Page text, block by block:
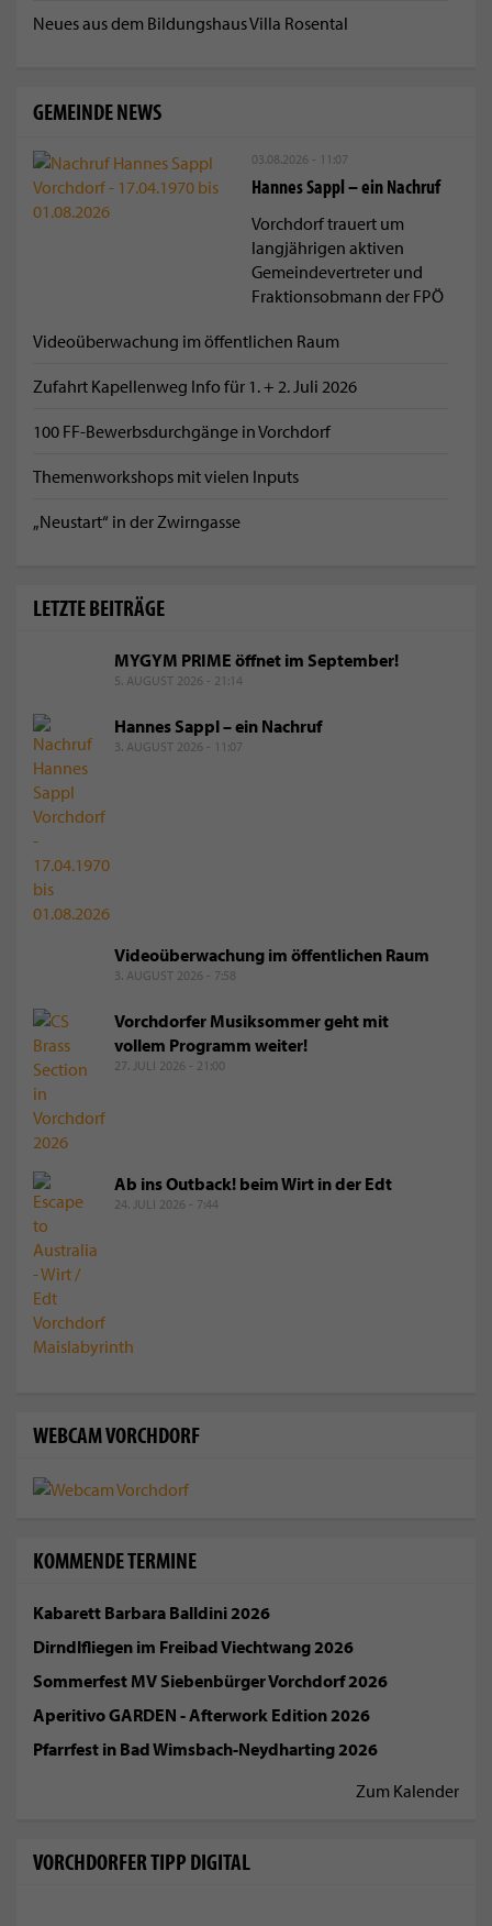
Neues aus dem Bildungshaus Villa Rosental
GEMEINDE NEWS
03.08.2026 - 11:07
Hannes Sappl – ein Nachruf
Vorchdorf trauert um
langjährigen aktiven
Gemeindevertreter und
Fraktionsobmann der FPÖ
Videoüberwachung im öffentlichen Raum
Zufahrt Kapellenweg Info für 1. + 2. Juli 2026
100 FF-Bewerbsdurchgänge in Vorchdorf
Themenworkshops mit vielen Inputs
„Neustart“ in der Zwirngasse
LETZTE BEITRÄGE
MYGYM PRIME öffnet im September!
5. AUGUST 2026 - 21:14
Hannes Sappl – ein Nachruf
3. AUGUST 2026 - 11:07
Videoüberwachung im öffentlichen Raum
3. AUGUST 2026 - 7:58
Vorchdorfer Musiksommer geht mit
vollem Programm weiter!
27. JULI 2026 - 21:00
Ab ins Outback! beim Wirt in der Edt
24. JULI 2026 - 7:44
WEBCAM VORCHDORF
KOMMENDE TERMINE
Kabarett Barbara Balldini 2026
Dirndlfliegen im Freibad Viechtwang 2026
Sommerfest MV Siebenbürger Vorchdorf 2026
Aperitivo GARDEN - Afterwork Edition 2026
Pfarrfest in Bad Wimsbach-Neydharting 2026
Zum Kalender
VORCHDORFER TIPP DIGITAL